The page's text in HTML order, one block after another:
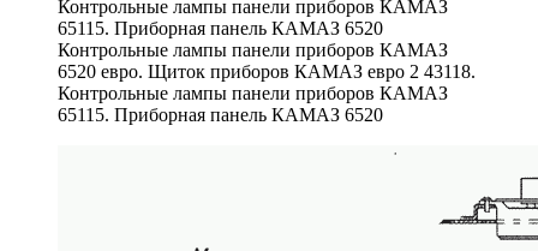
Контрольные лампы панели приборов КАМАЗ
6520 евро. Щиток приборов КАМАЗ евро 2 43118.
Контрольные лампы панели приборов КАМАЗ
65115. Приборная панель КАМАЗ 6520